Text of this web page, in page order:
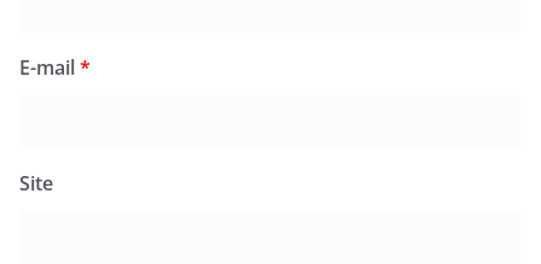
E-mail*
Site